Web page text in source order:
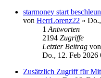
starmoney start
von HerrLorenz22 »
1 Antworten
2194 Zugriffe
Letzter Beitrag von
Do., 12. Feb 2026
Zusätzlich Zugriff für